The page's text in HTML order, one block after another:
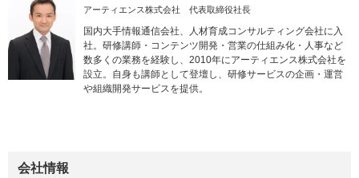
アーティエンス株式会社 代表取締役社長
国内大手情報通信会社、人材育成コンサルティング会社に入
社。研修講師・コンテンツ開発・営業の仕組み化・人事など
数多くの業務を経験し、2010年にアーティエンス株式会社を
設立。自身も講師として登壇し、研修サービスの企画・運営
や組織開発サービスを提供。
会社情報